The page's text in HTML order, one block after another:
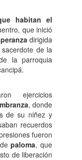
habitan el
que inició
dirigida
de la
la parroquia
ejercicios
, donde
de su niñez y
recuerdos
fueron
depaloma, que
de liberación